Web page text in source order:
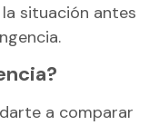
situación antes
a comparar